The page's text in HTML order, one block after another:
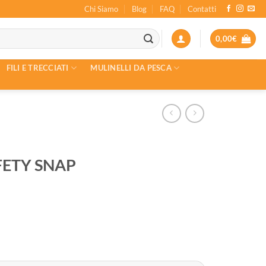
Chi Siamo Blog FAQ Contatti
0,00€
FILI E TRECCIATI MULINELLI DA PESCA
SNAP